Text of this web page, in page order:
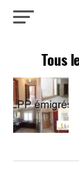
Tous